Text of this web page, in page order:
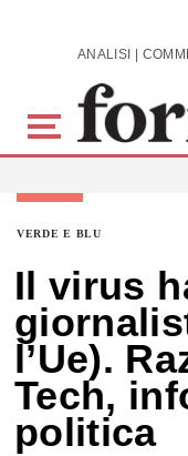
Skip to main content
VERDE E BLU
Il virus
l’Ue).
Tech,
politica